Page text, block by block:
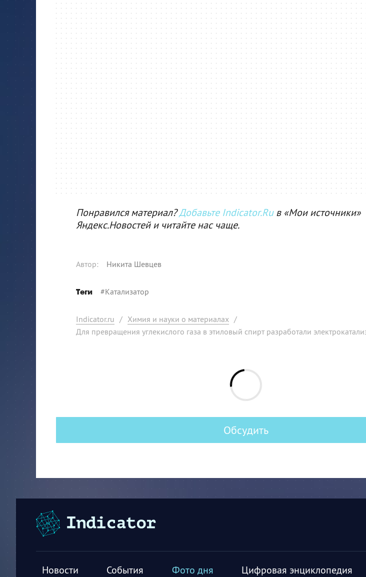
Понравился материал?Добавьте Indicator.Ruв «Мои источники»
Яндекс.Новостей и читайте нас чаще.
Автор: Никита Шевцев
Теги #Катализатор
Indicator.ru / Химия и науки о материалах /
Для превращения углекислого газа в этиловый спирт разработали
Обсудить
Новости События Фото дня Цифровая энциклопедия